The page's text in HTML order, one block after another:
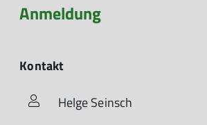
Anmeldung
Kontakt
Helge Seinsch